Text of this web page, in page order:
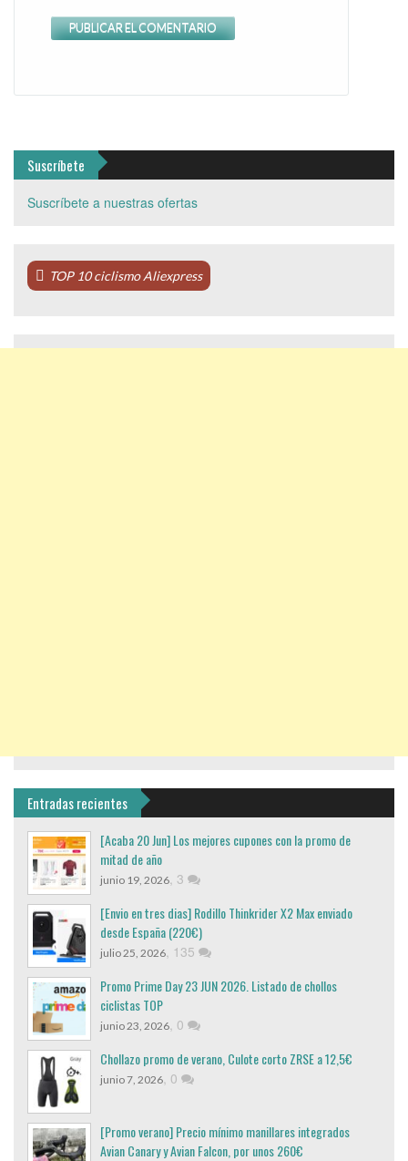
Suscríbete
Suscríbete a nuestras ofertas
TOP 10 ciclismo Aliexpress
Entradas recientes
[Acaba 20 Jun] Los mejores cupones con la promo de
mitad de año
junio 19, 2026, 3
[Envio en tres dias] Rodillo Thinkrider X2 Max enviado
desde España (220€)
julio 25, 2026, 135
Promo Prime Day 23 JUN 2026. Listado de chollos
ciclistas TOP
junio 23, 2026, 0
Chollazo promo de verano, Culote corto ZRSE a 12,5€
junio 7, 2026, 0
[Promo verano] Precio mínimo manillares integrados
Avian Canary y Avian Falcon, por unos 260€